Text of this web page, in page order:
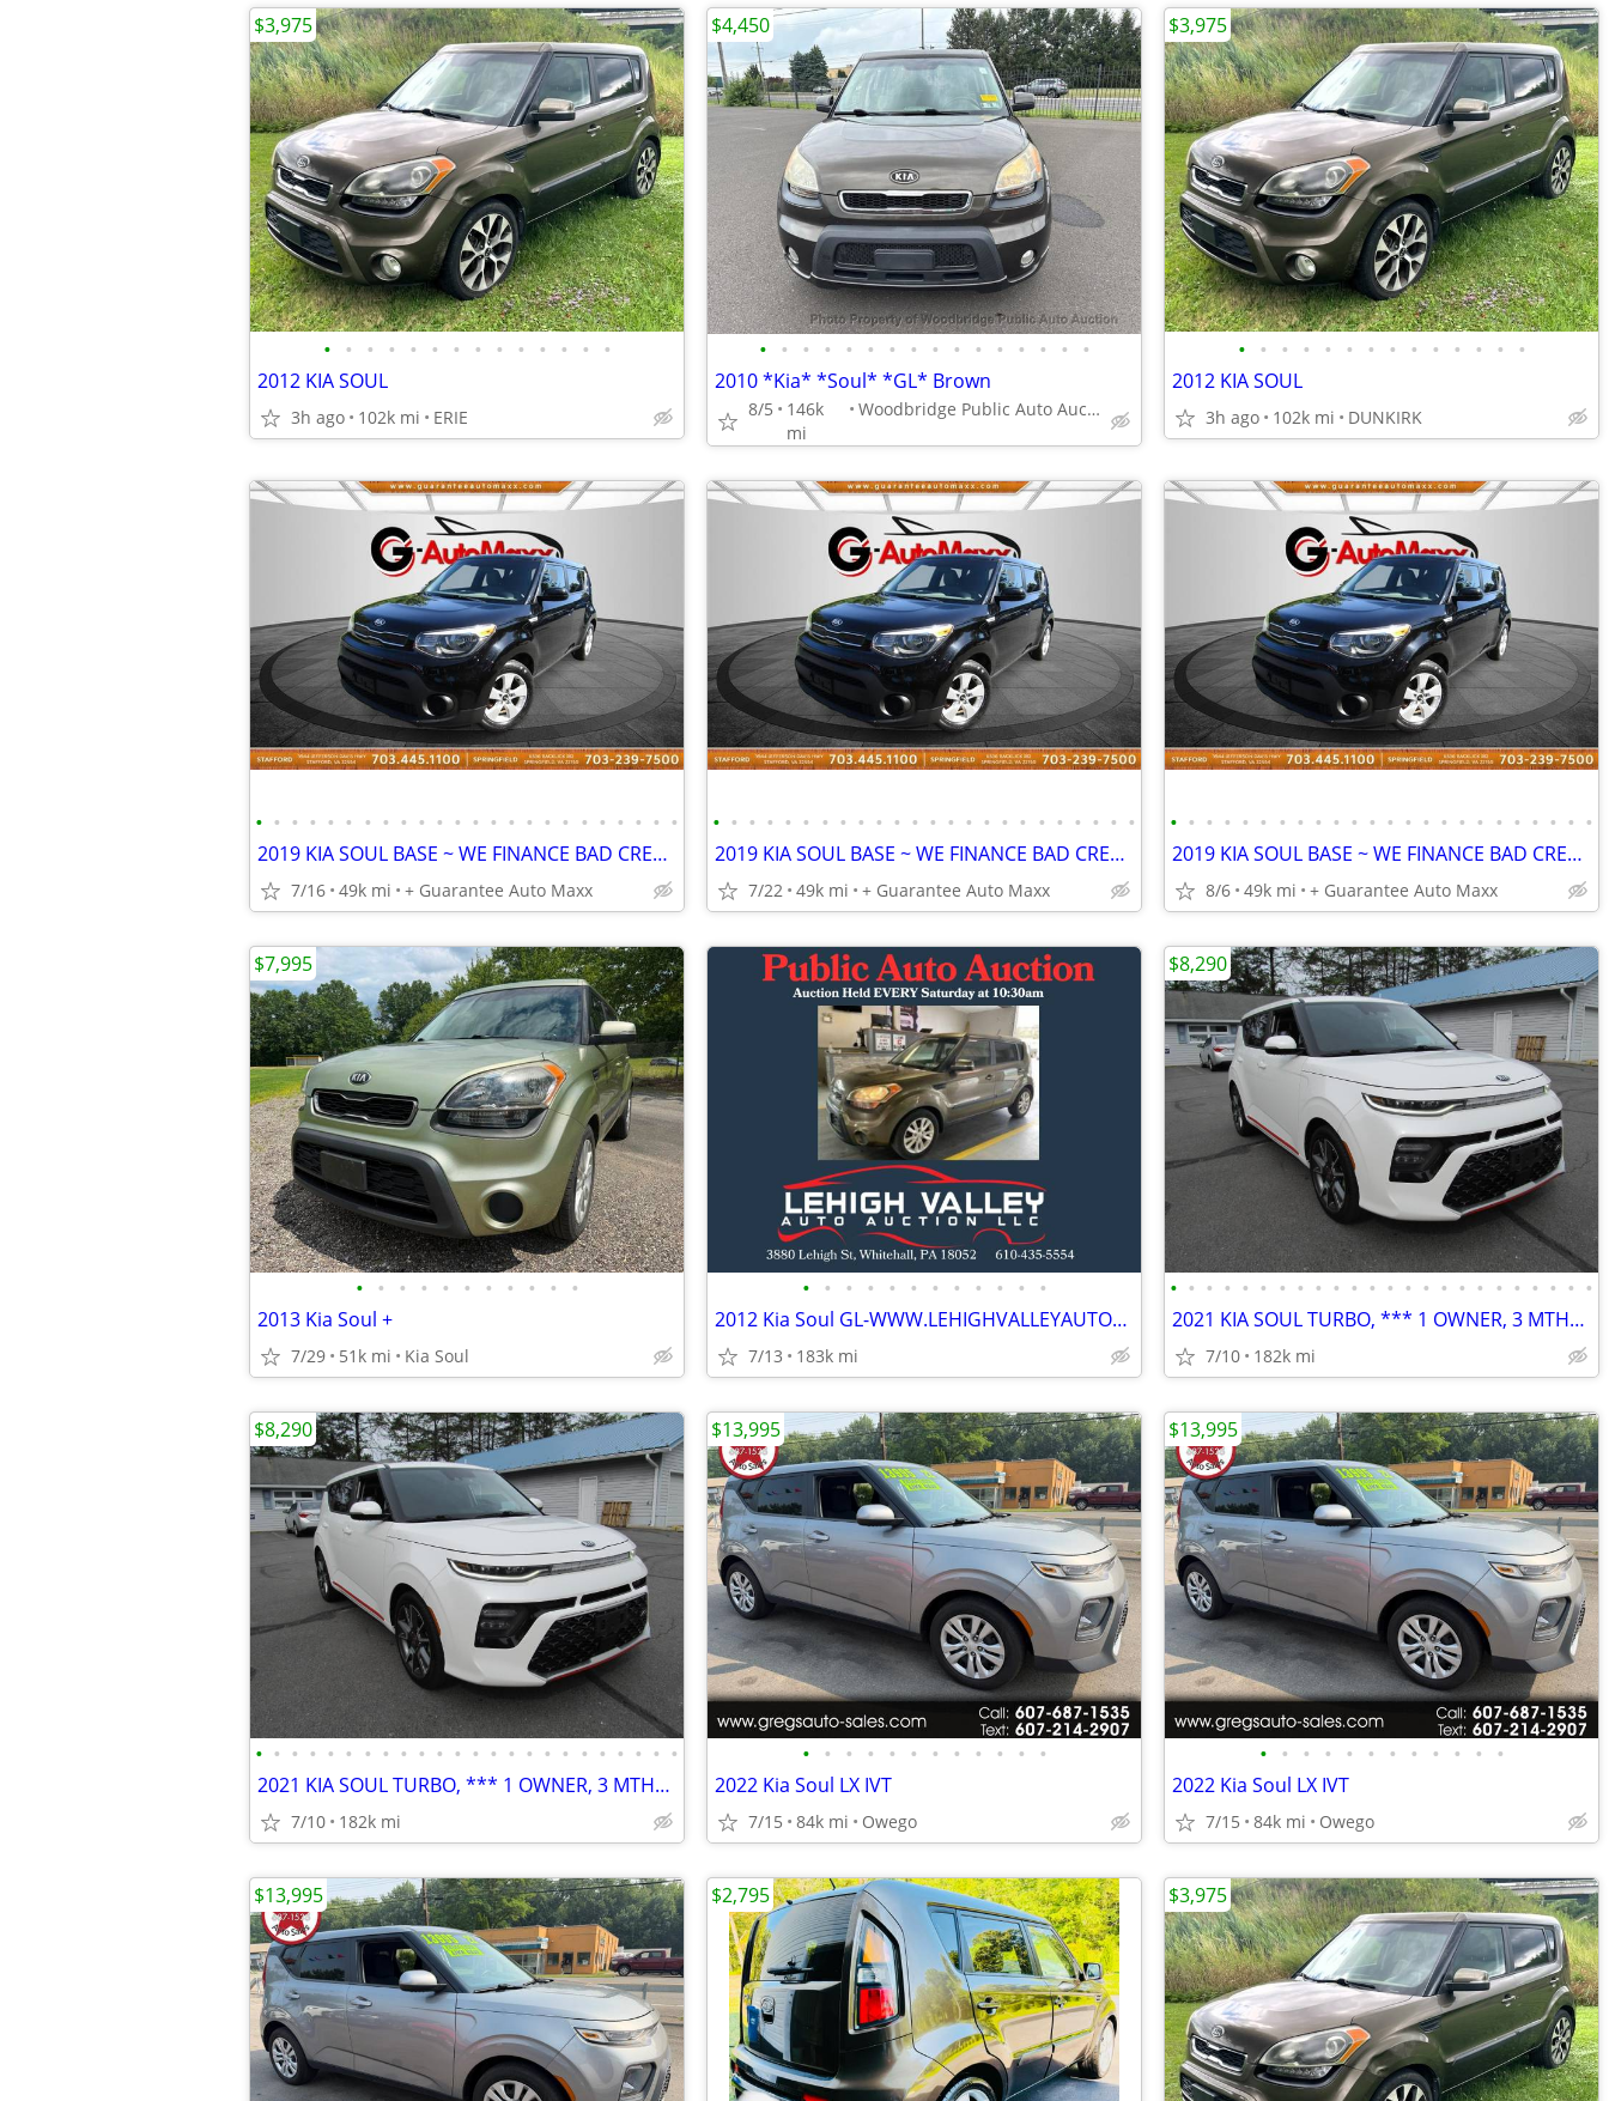
• • • • • • • • • • • • • •
2012 KIA SOUL
3h ago 102k mi ERIE
$3,975
• • • • • • • • • • • • • • • •
2010 *Kia* *Soul* *GL* Brown
8/5
146k
mi
Woodbridge Public Auto Auction
$4,450
• • • • • • • • • • • • • •
2012 KIA SOUL
3h ago 102k mi DUNKIRK
$3,975
• • • • • • • • • • • • • • • • • • • • • • • •
2019 KIA SOUL BASE ~ WE FINANCE BAD CREDIT
7/16 49k mi + Guarantee Auto Maxx
• • • • • • • • • • • • • • • • • • • • • • • •
2019 KIA SOUL BASE ~ WE FINANCE BAD CREDIT
7/22 49k mi + Guarantee Auto Maxx
• • • • • • • • • • • • • • • • • • • • • • • •
2019 KIA SOUL BASE ~ WE FINANCE BAD CREDIT
8/6 49k mi + Guarantee Auto Maxx
• • • • • • • • • • •
2013 Kia Soul +
7/29 51k mi Kia Soul
$7,995
• • • • • • • • • • • •
2012 Kia Soul GL-WWW.LEHIGHVALLEYAUTOAUCTION.COM
7/13 183k mi
• • • • • • • • • • • • • • • • • • • • • • • •
2021 KIA SOUL TURBO, *** 1 OWNER, 3 MTH/3,000 MLE POWER TRAIN WARRANTY
7/10 182k mi
$8,290
• • • • • • • • • • • • • • • • • • • • • • • •
2021 KIA SOUL TURBO, *** 1 OWNER, 3 MTH/3,000 MLE POWER TRAIN WARRANTY
7/10 182k mi
$8,290
• • • • • • • • • • • •
2022 Kia Soul LX IVT
7/15 84k mi Owego
$13,995
• • • • • • • • • • • •
2022 Kia Soul LX IVT
7/15 84k mi Owego
$13,995
$13,995 $2,795 $3,975